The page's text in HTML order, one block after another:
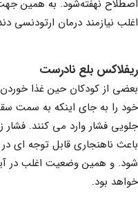
اصطلاح نهفته‌شود. به همین
اغلب نیازمند درمان
ریفلاکس بلع نادرست
بعضی از کودکان حین غذا
خود را به جای اینکه به سمت
جلویی فشار وارد می کنند.
باعث ناهنجاری قابل توجه ای
شود. و همین وضعیت اغلب در
خواهد بود.